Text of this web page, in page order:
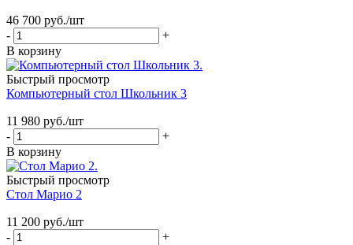
46 700 руб./шт
-
+
В корзину
Быстрый просмотр
Компьютерный стол Школьник 3
11 980 руб./шт
-
+
В корзину
Быстрый просмотр
Стол Марио 2
11 200 руб./шт
-
+